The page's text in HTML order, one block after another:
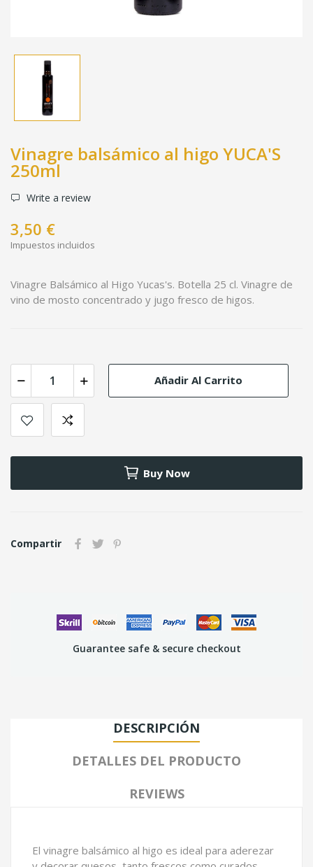
Vinagre balsámico al higo YUCA'S
250ml
Write a review
3,50 €
Impuestos incluidos
Vinagre Balsámico al Higo Yucas's. Botella 25 cl. Vinagre de
vino de mosto concentrado y jugo fresco de higos.
Añadir Al Carrito
Buy Now
Compartir
Guarantee safe & secure checkout
DESCRIPCIÓN
DETALLES DEL PRODUCTO
REVIEWS
El vinagre balsámico al higo es ideal para aderezar